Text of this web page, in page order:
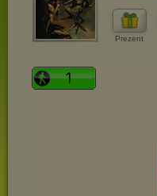
Prezent